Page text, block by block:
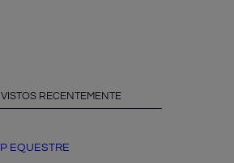
VISTOS RECENTEMENTE